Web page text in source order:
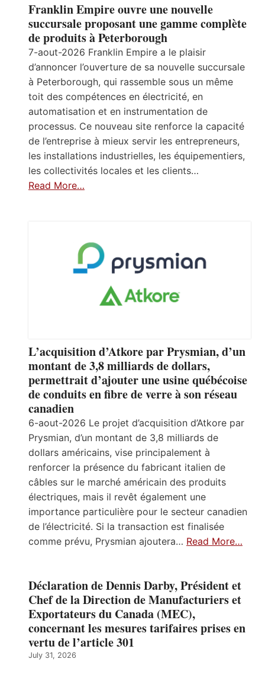
Franklin Empire ouvre une nouvelle
succursale proposant une gamme complète
de produits à Peterborough
7-aout-2026 Franklin Empire a le plaisir
d’annoncer l’ouverture de sa nouvelle succursale
à Peterborough, qui rassemble sous un même
toit des compétences en électricité, en
automatisation et en instrumentation de
processus. Ce nouveau site renforce la capacité
de l’entreprise à mieux servir les entrepreneurs,
les installations industrielles, les équipementiers,
les collectivités locales et les clients…
Read More…
L’acquisition d’Atkore par Prysmian, d’un
montant de 3,8 milliards de dollars,
permettrait d’ajouter une usine québécoise
de conduits en fibre de verre à son réseau
canadien
6-aout-2026 Le projet d’acquisition d’Atkore par
Prysmian, d’un montant de 3,8 milliards de
dollars américains, vise principalement à
renforcer la présence du fabricant italien de
câbles sur le marché américain des produits
électriques, mais il revêt également une
importance particulière pour le secteur canadien
de l’électricité. Si la transaction est finalisée
comme prévu, Prysmian ajoutera… Read More…
Déclaration de Dennis Darby, Président et
Chef de la Direction de Manufacturiers et
Exportateurs du Canada (MEC),
concernant les mesures tarifaires prises en
vertu de l’article 301
July 31, 2026